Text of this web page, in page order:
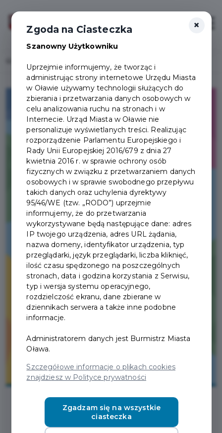
×
Zgoda na Ciasteczka
Szanowny Użytkowniku
Uprzejmie informujemy, że tworząc i
administrując strony internetowe Urzędu Miasta
w Oławie używamy technologii służących do
zbierania i przetwarzania danych osobowych w
celu analizowania ruchu na stronach i w
Internecie. Urząd Miasta w Oławie nie
personalizuje wyświetlanych treści. Realizując
rozporządzenie Parlamentu Europejskiego i
Rady Unii Europejskiej 2016/679 z dnia 27
kwietnia 2016 r. w sprawie ochrony osób
fizycznych w związku z przetwarzaniem danych
osobowych i w sprawie swobodnego przepływu
takich danych oraz uchylenia dyrektywy
95/46/WE (tzw. „RODO”) uprzejmie
informujemy, że do przetwarzania
wykorzystywane będą następujące dane: adres
IP twojego urządzenia, adres URL żądania,
nazwa domeny, identyfikator urządzenia, typ
przeglądarki, język przeglądarki, liczba kliknięć,
ilość czasu spędzonego na poszczególnych
stronach, data i godzina korzystania z Serwisu,
typ i wersja systemu operacyjnego,
rozdzielczość ekranu, dane zbierane w
dziennikach serwera a także inne podobne
informacje.
Administratorem danych jest Burmistrz Miasta
Oława.
Szczegółowe informacje o plikach cookies
znajdziesz w Polityce prywatności
Zgadzam się na wszystkie
ciasteczka